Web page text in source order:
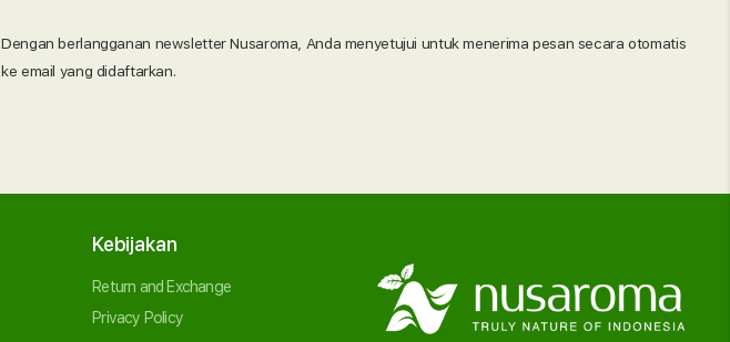
Dengan berlangganan newsletter Nusaroma, Anda menyetujui untuk menerima pesan secara otomatis
ke email yang didaftarkan.
Kebijakan
Return and Exchange
Privacy Policy